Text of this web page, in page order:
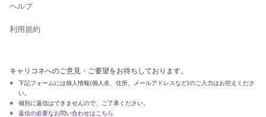
ヘルプ
利用規約
キャリコネへのご意見・ご要望をお待ちしております。
下記フォームには個人情報(個人名、住所、メールアドレスなど)のご入力はお控えくださ
い。
個別に返信はできませんので、ご了承ください。
返信の必要なお問い合わせはこちら